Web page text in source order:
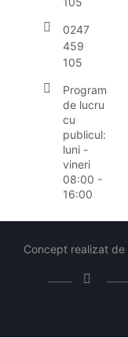
0247
459
105
Program
de lucru
cu
publicul:
luni -
vineri
08:00 -
16:00
Concept realizat de